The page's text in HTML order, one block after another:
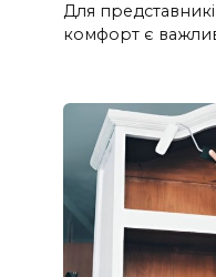
Для
комфорт є